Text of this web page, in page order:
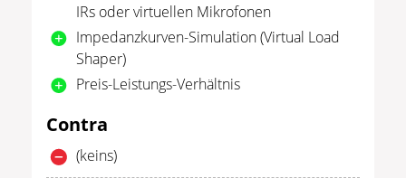
IRs oder virtuellen Mikrofonen
Impedanzkurven-Simulation (Virtual Load
Shaper)
Preis-Leistungs-Verhältnis
Contra
(keins)